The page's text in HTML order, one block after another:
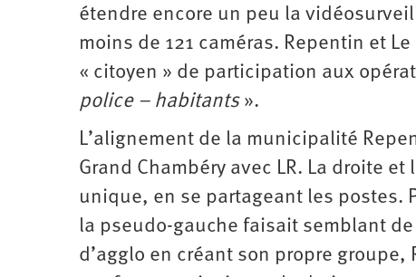
étendre encore un peu la
moins de 121 caméras. Repentin et
« citoyen » de participation aux
police – habitants ».
L’alignement de la municipalité
Grand Chambéry avec LR. La droite
unique, en se partageant les postes.
la pseudo-gauche faisait semblant
d’agglo en créant son propre